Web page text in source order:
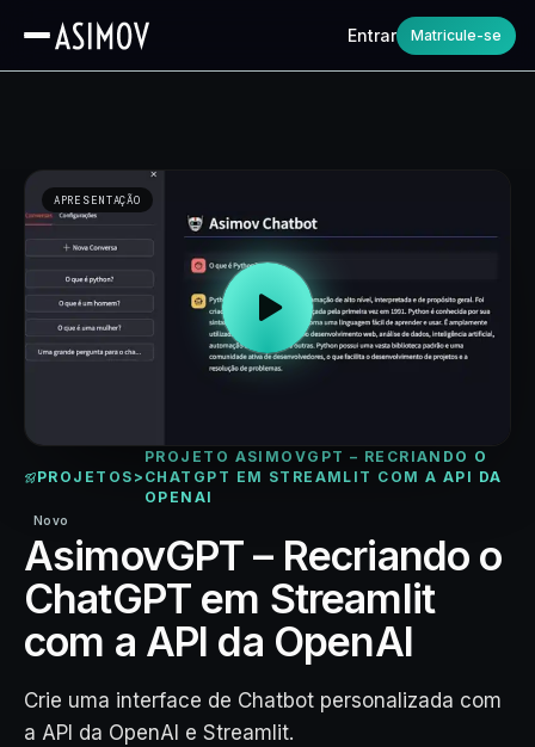
Entrar Matricule-se
PROJETOS >
PROJETO ASIMOVGPT – RECRIANDO O
CHATGPT EM STREAMLIT COM A API DA
OPENAI
Novo
AsimovGPT – Recriando o
ChatGPT em Streamlit
com a API da OpenAI
Crie uma interface de Chatbot personalizada com
a API da OpenAI e Streamlit.
APRESENTAÇÃO